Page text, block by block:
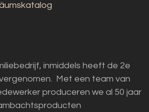
inmiddels heeft de 2e
Met een team van
produceren we al 50 jaar